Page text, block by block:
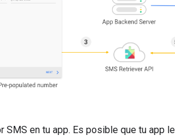
SMS en tu app. Es posible que tu app